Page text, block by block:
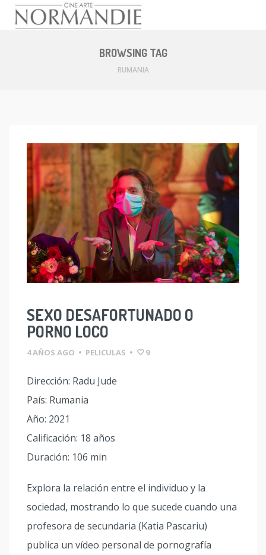
BROWSING TAG
RUMANIA
SEXO DESAFORTUNADO O
PORNO LOCO
4 AÑOS AGO • PELICULAS • 9
Dirección: Radu Jude
País: Rumania
Año: 2021
Calificación: 18 años
Duración: 106 min
Explora la relación entre el individuo y la
sociedad, mostrando lo que sucede cuando una
profesora de secundaria (Katia Pascariu)
publica un vídeo personal de pornografía